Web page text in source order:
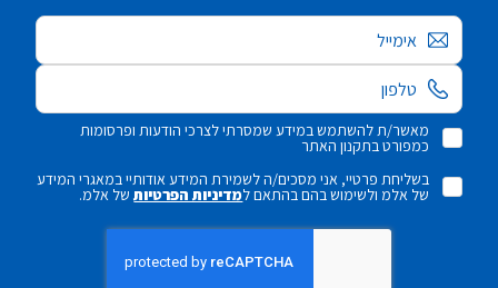
אימייל
מאשר/ת להשתמש במידע שמסרתי לצרכי הודעות ופרסומות
כמפורט בתקנון האתר
בשליחת פרטיי, אני מסכים/ה לשמירת המידע אודותיי במאגרי המידע
של אלמ ולשימוש בהם בהתאם למדיניות הפרטיותשל אלמ.